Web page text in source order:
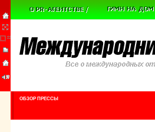
ОБЗОР ПРЕССЫ